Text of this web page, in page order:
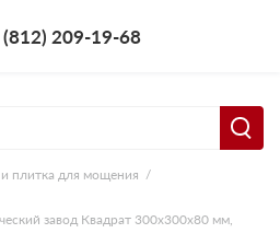
209-19-68
и плитка для мощения
завод Квадрат 300х300х80 мм,